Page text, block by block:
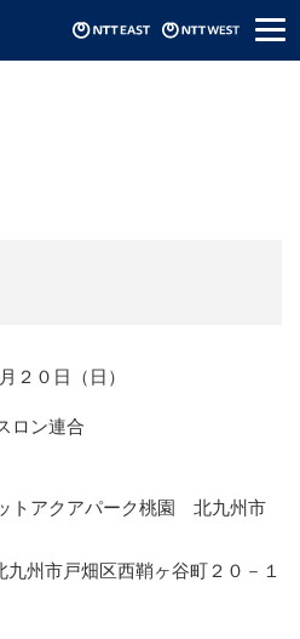
メ
ニ
2021（九州ブロック
０日（日）
ロン連合
トアクアパーク桃園 北九州市
州市戸畑区西鞘ヶ谷町２０－１